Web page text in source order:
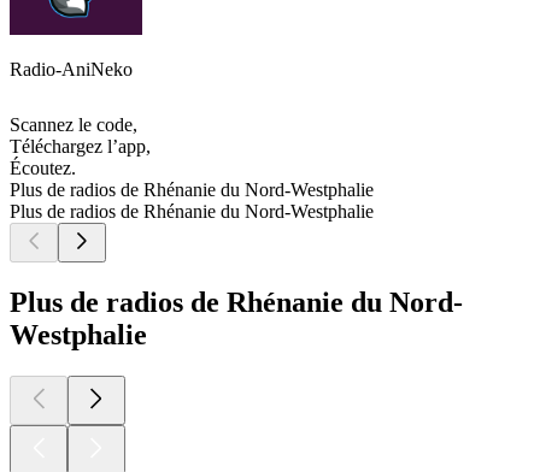
Radio-AniNeko
Scannez le code,
Téléchargez l’app,
Écoutez.
Plus de radios de Rhénanie du Nord-Westphalie
Plus de radios de Rhénanie du Nord-Westphalie
Plus de radios de Rhénanie du Nord-
Westphalie